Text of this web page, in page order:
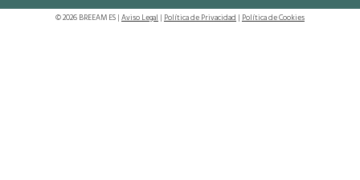
© 2026 BREEAM ES | Aviso Legal | Política de Privacidad | Política de Cookies